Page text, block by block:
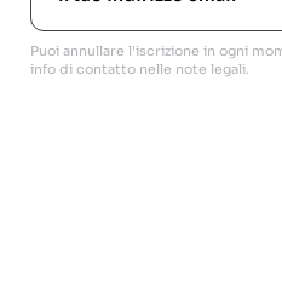
Puoi annullare l'iscrizione in ogni
info di contatto nelle note legali.